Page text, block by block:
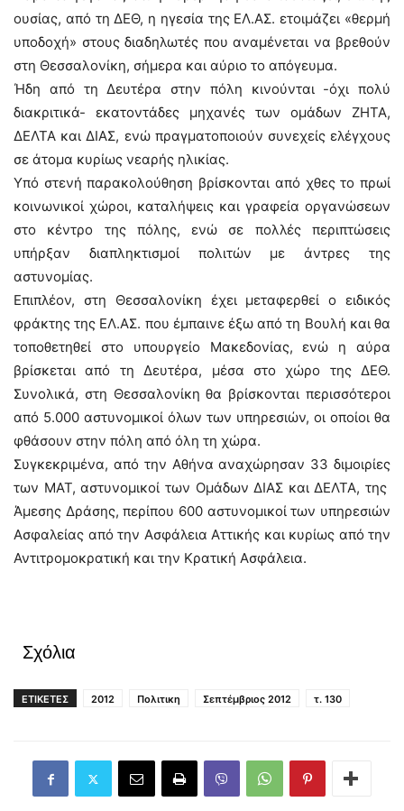
ουσίας, από τη ΔΕΘ, η ηγεσία της ΕΛ.ΑΣ. ετοιμάζει «θερμή
υποδοχή» στους διαδηλωτές που αναμένεται να βρεθούν
στη Θεσσαλονίκη, σήμερα και αύριο το απόγευμα.
Ήδη από τη Δευτέρα στην πόλη κινούνται -όχι πολύ
διακριτικά- εκατοντάδες μηχανές των ομάδων ΖΗΤΑ,
ΔΕΛΤΑ και ΔΙΑΣ, ενώ πραγματοποιούν συνεχείς ελέγχους
σε άτομα κυρίως νεαρής ηλικίας.
Υπό στενή παρακολούθηση βρίσκονται από χθες το πρωί
κοινωνικοί χώροι, καταλήψεις και γραφεία οργανώσεων
στο κέντρο της πόλης, ενώ σε πολλές περιπτώσεις
υπήρξαν διαπληκτισμοί πολιτών με άντρες της
αστυνομίας.
Επιπλέον, στη Θεσσαλονίκη έχει μεταφερθεί ο ειδικός
φράκτης της ΕΛ.ΑΣ. που έμπαινε έξω από τη Βουλή και θα
τοποθετηθεί στο υπουργείο Μακεδονίας, ενώ η αύρα
βρίσκεται από τη Δευτέρα, μέσα στο χώρο της ΔΕΘ.
Συνολικά, στη Θεσσαλονίκη θα βρίσκονται περισσότεροι
από 5.000 αστυνομικοί όλων των υπηρεσιών, οι οποίοι θα
φθάσουν στην πόλη από όλη τη χώρα.
Συγκεκριμένα, από την Αθήνα αναχώρησαν 33 διμοιρίες
των ΜΑΤ, αστυνομικοί των Ομάδων ΔΙΑΣ και ΔΕΛΤΑ, της
Άμεσης Δράσης, περίπου 600 αστυνομικοί των υπηρεσιών
Ασφαλείας από την Ασφάλεια Αττικής και κυρίως από την
Αντιτρομοκρατική και την Κρατική Ασφάλεια.
Σχόλια
ΕΤΙΚΕΤΕΣ 2012 Πολιτικη Σεπτέμβριος 2012 τ. 130